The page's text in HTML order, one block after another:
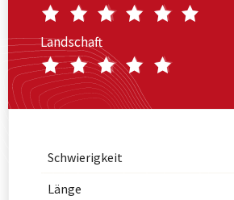
Landschaft
Schwierigkeit
Länge